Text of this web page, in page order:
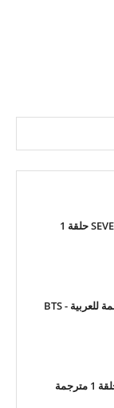
برنامج SEVENTEEN's One Fine Day حلقة 1
الحلقة 1 من بتس في الغابة مترجمة للعربية - BTS
برنامج بارك بوغوم حلاق القرية حلقة 1 مترجمة